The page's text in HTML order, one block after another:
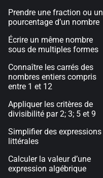
Prendre une fraction ou un
pourcentage d’un nombre
Écrire un même nombre
sous de multiples formes
Connaître les carrés des
nombres entiers compris
entre 1 et 12
Appliquer les critères de
divisibilité par 2; 3; 5 et 9
Simplifier des expressions
littérales
Calculer la valeur d’une
expression algébrique